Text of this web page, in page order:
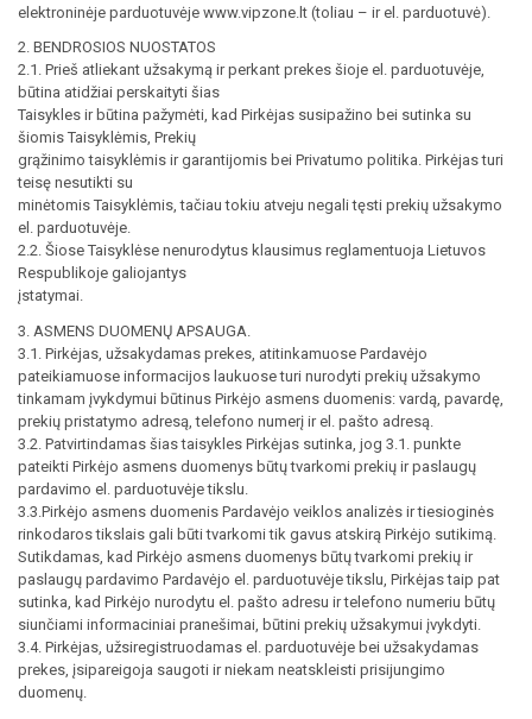
elektroninėje parduotuvėje www.vipzone.lt (toliau – ir el. parduotuvė).
2. BENDROSIOS NUOSTATOS
2.1. Prieš atliekant užsakymą ir perkant prekes šioje el. parduotuvėje,
būtina atidžiai perskaityti šias
Taisykles ir būtina pažymėti, kad Pirkėjas susipažino bei sutinka su
šiomis Taisyklėmis, Prekių
grąžinimo taisyklėmis ir garantijomis bei Privatumo politika. Pirkėjas turi
teisę nesutikti su
minėtomis Taisyklėmis, tačiau tokiu atveju negali tęsti prekių užsakymo
el. parduotuvėje.
2.2. Šiose Taisyklėse nenurodytus klausimus reglamentuoja Lietuvos
Respublikoje galiojantys
įstatymai.
3. ASMENS DUOMENŲ APSAUGA.
3.1. Pirkėjas, užsakydamas prekes, atitinkamuose Pardavėjo
pateikiamuose informacijos laukuose turi nurodyti prekių užsakymo
tinkamam įvykdymui būtinus Pirkėjo asmens duomenis: vardą, pavardę,
prekių pristatymo adresą, telefono numerį ir el. pašto adresą.
3.2. Patvirtindamas šias taisykles Pirkėjas sutinka, jog 3.1. punkte
pateikti Pirkėjo asmens duomenys būtų tvarkomi prekių ir paslaugų
pardavimo el. parduotuvėje tikslu.
3.3.Pirkėjo asmens duomenis Pardavėjo veiklos analizės ir tiesioginės
rinkodaros tikslais gali būti tvarkomi tik gavus atskirą Pirkėjo sutikimą.
Sutikdamas, kad Pirkėjo asmens duomenys būtų tvarkomi prekių ir
paslaugų pardavimo Pardavėjo el. parduotuvėje tikslu, Pirkėjas taip pat
sutinka, kad Pirkėjo nurodytu el. pašto adresu ir telefono numeriu būtų
siunčiami informaciniai pranešimai, būtini prekių užsakymui įvykdyti.
3.4. Pirkėjas, užsiregistruodamas el. parduotuvėje bei užsakydamas
prekes, įsipareigoja saugoti ir niekam neatskleisti prisijungimo
duomenų.